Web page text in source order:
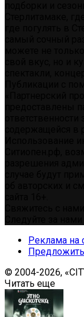
Реклама на
© 2004-2026,
Читать еще